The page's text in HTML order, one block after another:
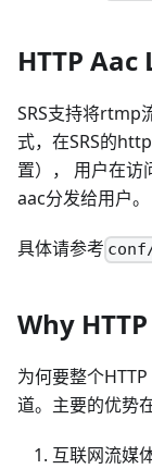
HTTP
SRS支持将rtmp
式，在SRS的
置）， 用户在
aac分发给用户。
具体请参考
Why
为何要整个
道。主要的优势在
互联网流媒